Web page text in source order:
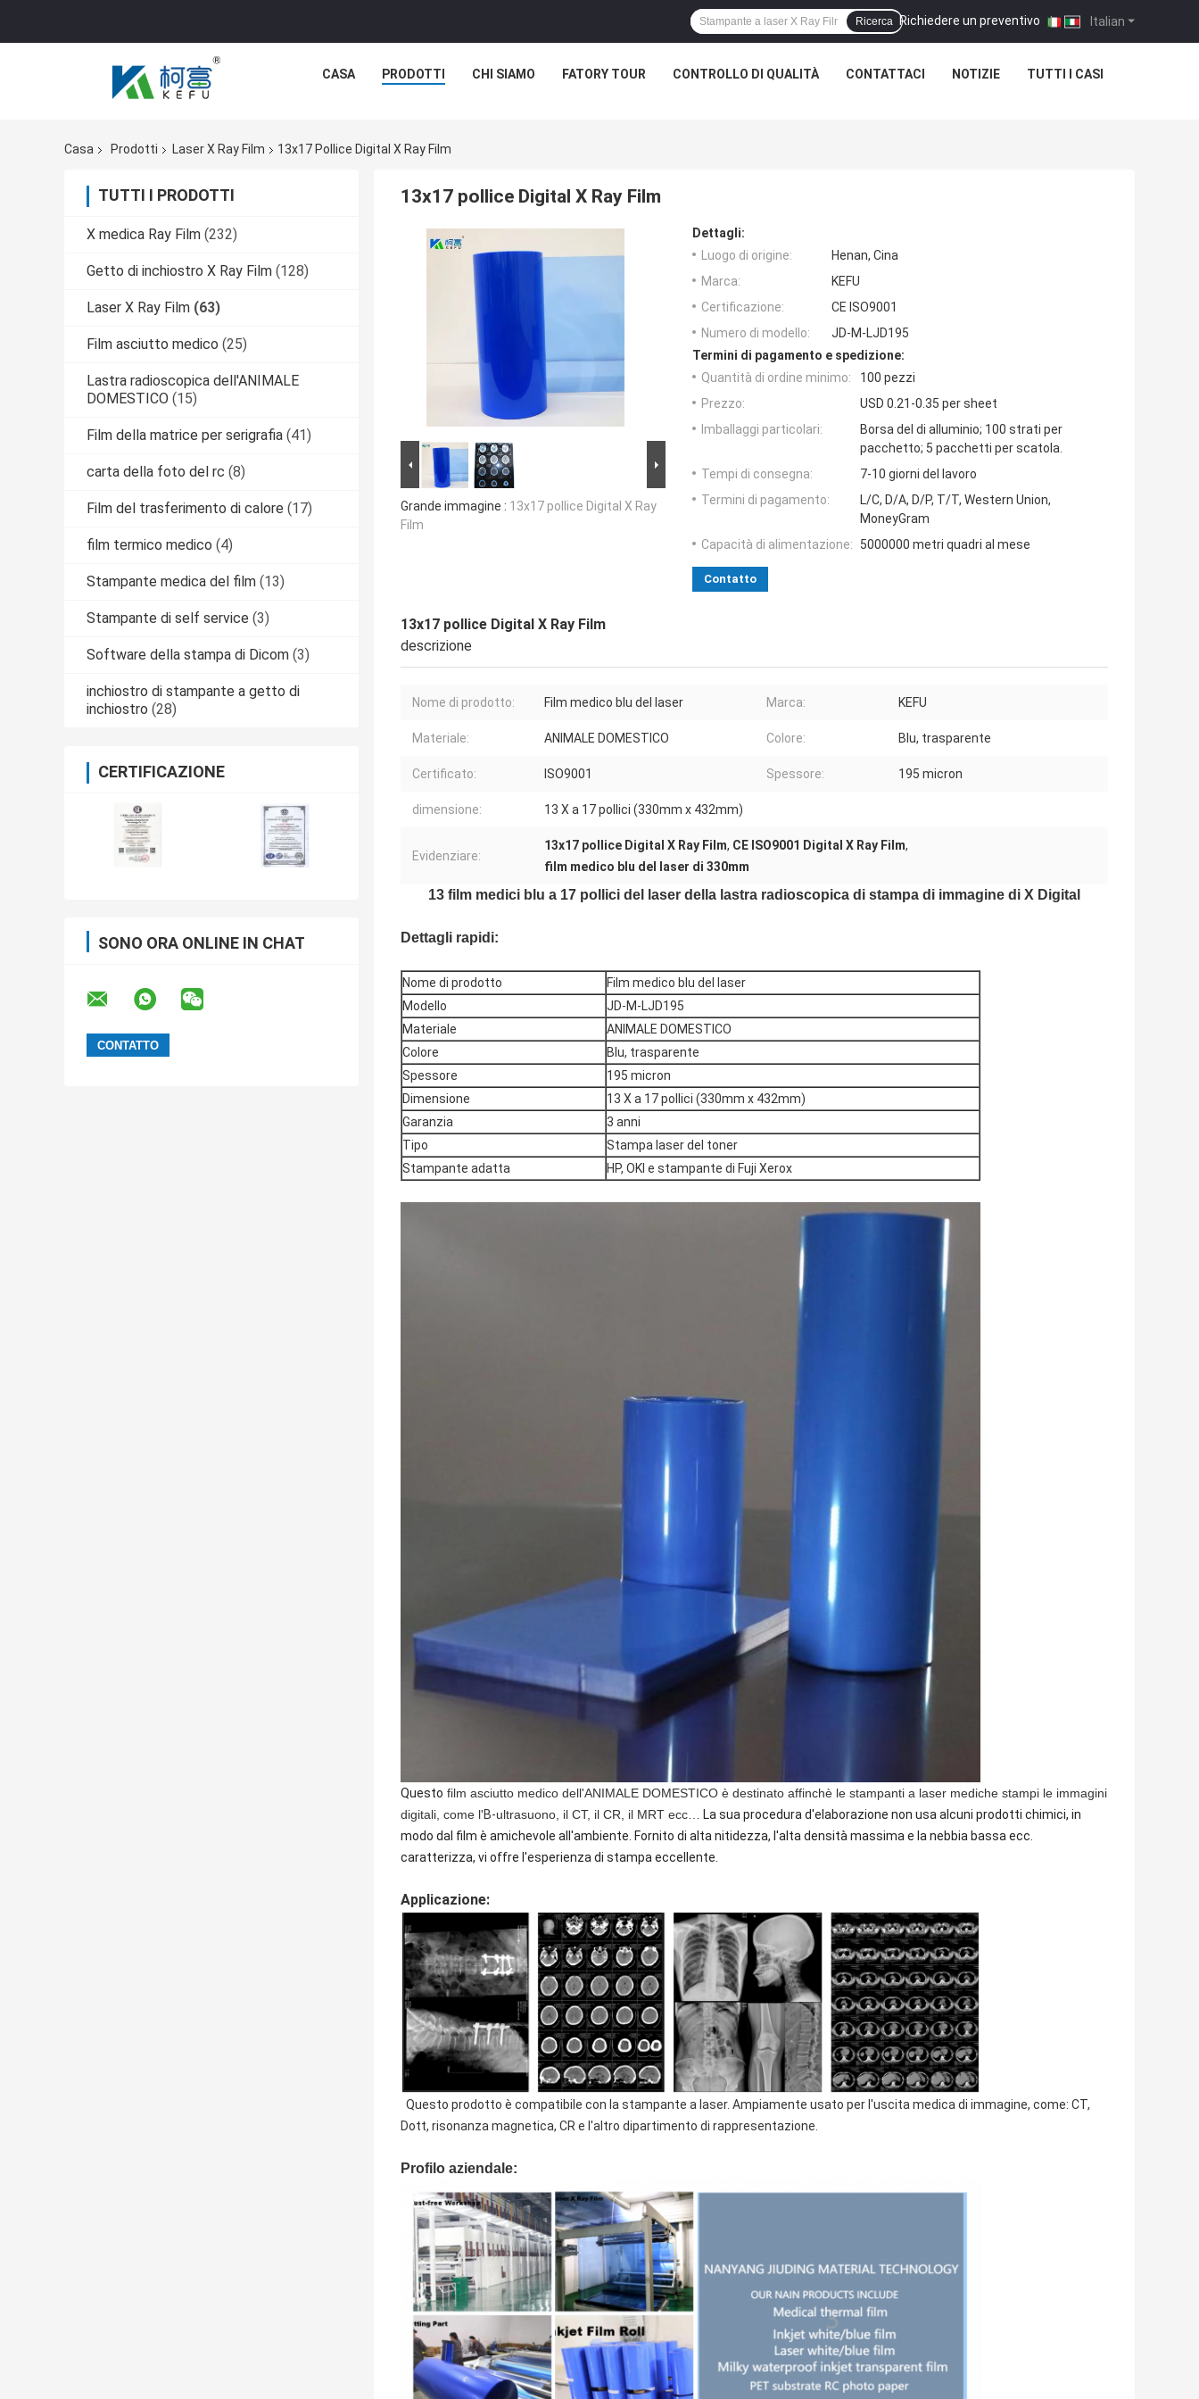
Italian
Richiedere un preventivo |
Ricerca
CASA PRODOTTI CHI SIAMO FATORY TOUR CONTROLLO DI QUALITÀ CONTATTACI NOTIZIE TUTTI I CASI
Casa Prodotti Laser X Ray Film 13x17 Pollice Digital X Ray Film
TUTTI I PRODOTTI
X medica Ray Film (232)
Getto di inchiostro X Ray Film (128)
Laser X Ray Film (63)
Film asciutto medico (25)
Lastra radioscopica dell'ANIMALE
DOMESTICO (15)
Film della matrice per serigrafia (41)
carta della foto del rc (8)
Film del trasferimento di calore (17)
film termico medico (4)
Stampante medica del film (13)
Stampante di self service (3)
Software della stampa di Dicom (3)
inchiostro di stampante a getto di
inchiostro (28)
CERTIFICAZIONE
SONO ORA ONLINE IN CHAT
13x17 pollice Digital X Ray Film
Grande immagine : 13x17 pollice Digital X Ray
Film
Dettagli:
Luogo di origine:
Henan, Cina
Marca:
KEFU
Certificazione:
CE ISO9001
Numero di modello:
JD-M-LJD195
Termini di pagamento e spedizione:
Quantità di ordine minimo:
100 pezzi
Prezzo:
USD 0.21-0.35 per sheet
Imballaggi particolari:
Borsa del di alluminio; 100 strati per
pacchetto; 5 pacchetti per scatola.
Tempi di consegna:
7-10 giorni del lavoro
Termini di pagamento:
L/C, D/A, D/P, T/T, Western Union,
MoneyGram
Capacità di alimentazione:
5000000 metri quadri al mese
Contatto
13x17 pollice Digital X Ray Film
descrizione
Nome di prodotto: Film medico blu del laser Marca: KEFU
Materiale: ANIMALE DOMESTICO Colore: Blu, trasparente
Certificato: ISO9001 Spessore: 195 micron
dimensione: 13 X a 17 pollici (330mm x 432mm)
Evidenziare:
13x17 pollice Digital X Ray Film, CE ISO9001 Digital X Ray Film,
film medico blu del laser di 330mm
13 film medici blu a 17 pollici del laser della lastra radioscopica di stampa di immagine di X Digital
Dettagli rapidi:
Nome di prodotto
Film medico blu del laser
Modello
JD-M-LJD195
Materiale
ANIMALE DOMESTICO
Colore
Blu, trasparente
Spessore
195 micron
Dimensione
13 X a 17 pollici (330mm x 432mm)
Garanzia
3 anni
Tipo
Stampa laser del toner
Stampante adatta
HP, OKI e stampante di Fuji Xerox
Questo film asciutto medico dell'ANIMALE DOMESTICO è destinato affinchè le stampanti a laser mediche stampi le immagini
digitali, come l'B-ultrasuono, il CT, il CR, il MRT ecc… La sua procedura d'elaborazione non usa alcuni prodotti chimici, in
modo dal film è amichevole all'ambiente. Fornito di alta nitidezza, l'alta densità massima e la nebbia bassa ecc.
caratterizza, vi offre l'esperienza di stampa eccellente.
Applicazione:
Questo prodotto è compatibile con la stampante a laser. Ampiamente usato per l'uscita medica di immagine, come: CT,
Dott, risonanza magnetica, CR e l'altro dipartimento di rappresentazione.
Profilo aziendale: